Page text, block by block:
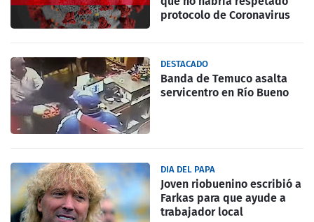
protocolo de Coronavirus
DESTACADO
Banda de Temuco asalta
servicentro en Río Bueno
DIA DEL PAPA
Joven riobuenino escribió a
Farkas para que ayude a
trabajador local